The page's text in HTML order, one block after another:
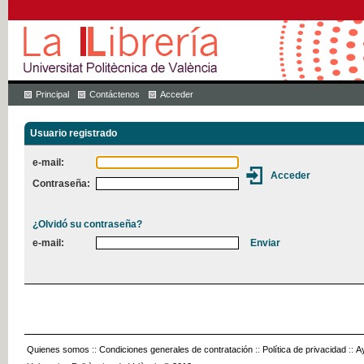
Principal Contáctenos Acceder
Usuario registrado
e-mail:
Contraseña:
¿Olvidó su contraseña?
e-mail:
Quienes somos :: Condiciones generales de contratación :: Política de privacidad ::